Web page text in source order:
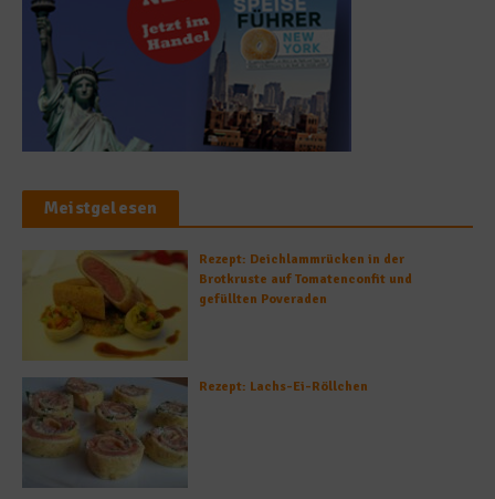
Meistgelesen
Rezept: Deichlammrücken in der
Brotkruste auf Tomatenconfit und
gefüllten Poveraden
Rezept: Lachs-Ei-Röllchen